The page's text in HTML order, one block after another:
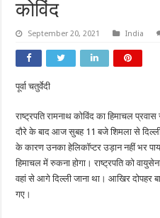
कोविंद
September 20, 2021 India
पूर्वा चतुर्वेदी
राष्ट्रपति रामनाथ कोविंद का हिमाचल
दौरे के बाद आज सुबह 11 बजे शिमला से
के कारण उनका हेलिकॉप्टर उड़ान नहीं भर
हिमाचल में रुकना होगा। राष्ट्रपति को
वहां से आगे दिल्ली जाना था। आखिर दोपहर
गए।